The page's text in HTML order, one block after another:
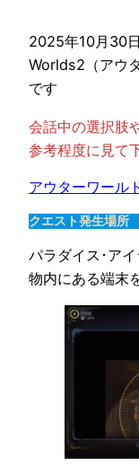
2025年10月30
Worlds2（アウ
です
会話中の選択肢
参考程度に見て
アウターワール
クエスト発生場所
パラダイス･ア
物内にある端末